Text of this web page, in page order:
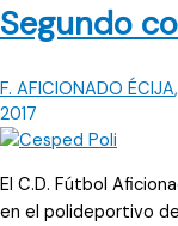
mínima
Segundo
F. AFICIONADO ÉCIJA,
2017
El C.D. Fútbol
en el polideportivo